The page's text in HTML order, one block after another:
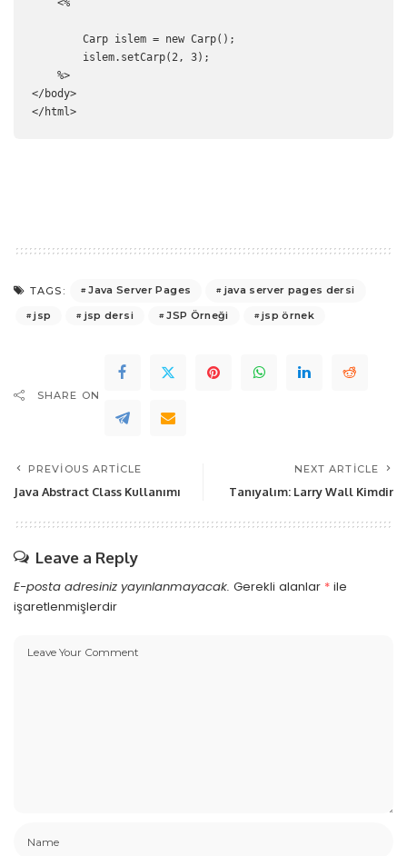
    <%
        Carp islem = new Carp();
        islem.setCarp(2, 3);
    %>
</body>
</html>
TAGS: Java Server Pages
java server pages dersi
jsp
jsp dersi JSP Örneği jsp örnek
SHARE ON
PREVIOUS ARTICLE
Java Abstract Class Kullanımı
NEXT ARTICLE
Tanıyalım: Larry Wall Kimdir
Leave a Reply
E-posta adresiniz yayınlanmayacak. Gerekli alanlar * ile
işaretlenmişlerdir